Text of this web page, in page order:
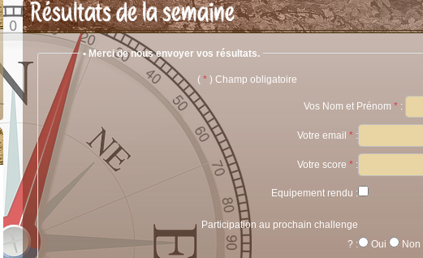
Résultats de la semaine
• Merci de nous envoyer vos résultats.
( * ) Champ obligatoire
Vos Nom et Prénom * :
Votre email* :
Votre score* :
Equipement rendu :
Participation au prochain challenge
? :
Oui Non